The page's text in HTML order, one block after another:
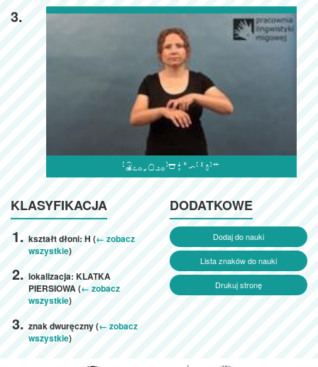
3.

KLASYFIKACJA
kształt dłoni: H (← zobacz
wszystkie)
lokalizacja: KLATKA
PIERSIOWA (← zobacz
wszystkie)
znak dwuręczny (← zobacz
wszystkie)
DODATKOWE
Dodaj do nauki
Lista znaków do nauki
Drukuj stronę